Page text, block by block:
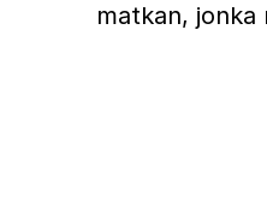
matkan, jonka